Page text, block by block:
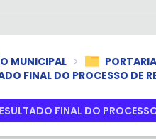
MUNICIPAL
FINAL DO PROCESSO DE
FINAL DO PROCESSO